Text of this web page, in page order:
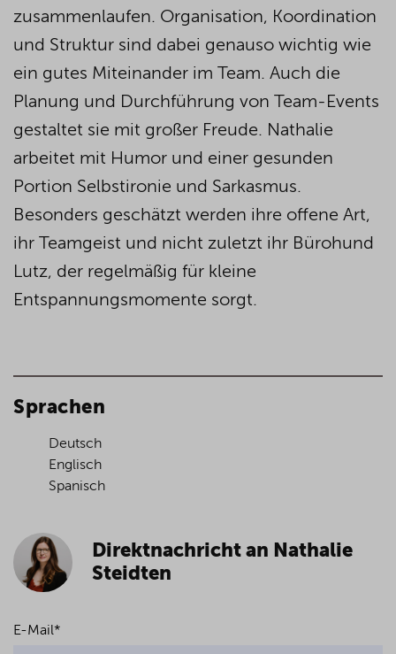
zusammenlaufen. Organisation, Koordination
und Struktur sind dabei genauso wichtig wie
ein gutes Miteinander im Team. Auch die
Planung und Durchführung von Team-Events
gestaltet sie mit großer Freude. Nathalie
arbeitet mit Humor und einer gesunden
Portion Selbstironie und Sarkasmus.
Besonders geschätzt werden ihre offene Art,
ihr Teamgeist und nicht zuletzt ihr Bürohund
Lutz, der regelmäßig für kleine
Entspannungsmomente sorgt.
Sprachen
Deutsch
Englisch
Spanisch
Direktnachricht an Nathalie
Steidten
E-Mail*